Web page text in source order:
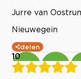
Jurre van
Nieuwegein
delen
10